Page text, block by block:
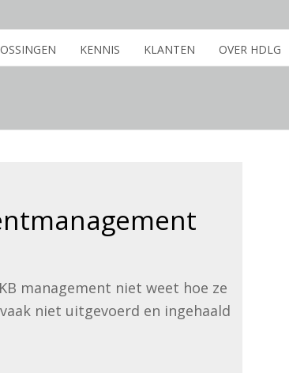
KENNIS KLANTEN OVER HDLG
management niet weet hoe ze
niet uitgevoerd en ingehaald